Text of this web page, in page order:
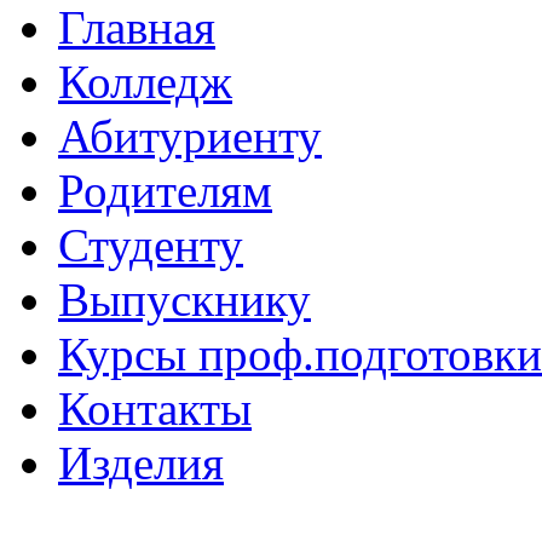
Главная
Колледж
Абитуриенту
Родителям
Студенту
Выпускнику
Курсы проф.подготовки
Контакты
Изделия